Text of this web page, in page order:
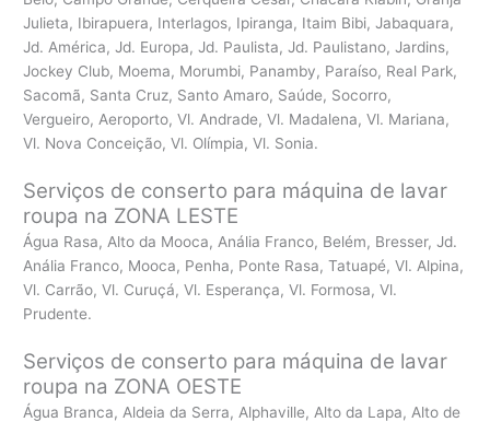
Julieta, Ibirapuera, Interlagos, Ipiranga, Itaim Bibi, Jabaquara,
Jd. América, Jd. Europa, Jd. Paulista, Jd. Paulistano, Jardins,
Jockey Club, Moema, Morumbi, Panamby, Paraíso, Real Park,
Sacomã, Santa Cruz, Santo Amaro, Saúde, Socorro,
Vergueiro, Aeroporto, Vl. Andrade, Vl. Madalena, Vl. Mariana,
Vl. Nova Conceição, Vl. Olímpia, Vl. Sonia.
Serviços de conserto para máquina de lavar
roupa na ZONA LESTE
Água Rasa, Alto da Mooca, Anália Franco, Belém, Bresser, Jd.
Anália Franco, Mooca, Penha, Ponte Rasa, Tatuapé, Vl. Alpina,
Vl. Carrão, Vl. Curuçá, Vl. Esperança, Vl. Formosa, Vl.
Prudente.
Serviços de conserto para máquina de lavar
roupa na ZONA OESTE
Água Branca, Aldeia da Serra, Alphaville, Alto da Lapa, Alto de